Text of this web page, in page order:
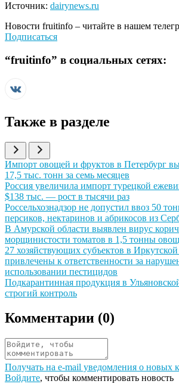
Источник: dairynews.ru
Новости fruitinfo – читайте в нашем
Подписаться
“fruitinfo” в социальных сетях:
Также в разделе
Иллюстрация новости
Импорт овощей и фруктов в Петербург
17,5 тыс. тонн за семь месяцев
Иллюстрация новости
Россия увеличила импорт турецкой
$138 тыс. — рост в тысячи раз
Иллюстрация новости
Россельхознадзор не допустил ввоз 50
персиков, нектаринов и абрикосов из
Иллюстрация новости
В Амурской области выявлен вирус
морщинистости томатов в 1,5 тонны
Иллюстрация новости
27 хозяйствующих субъектов в Иркутской
привлечены к ответственности за
использовании пестицидов
Иллюстрация новости
Подкарантинная продукция в
строгий контроль
Комментарии (0)
Получать на e‑mail уведомления о новых
Войдите, чтобы комментировать новость